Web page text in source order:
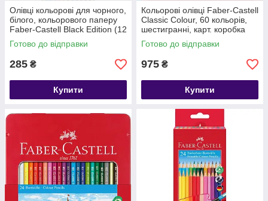
Олівці кольорові для чорного,
білого, кольорового паперу
Faber-Castell Black Edition (12
шт, неон + пастель) 116410
Готово до відправки
285 ₴
Купити
Кольорові олівці Faber-Castell
Classic Colour, 60 кольорів,
шестигранні, карт. коробка
Готово до відправки
975 ₴
Купити